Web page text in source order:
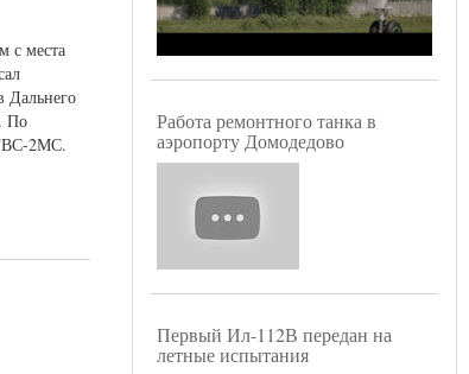
с места
Дальнего
По
2МС.
Работа ремонтного танка в
аэропорту Домодедово
Первый Ил-112В передан на
летные испытания